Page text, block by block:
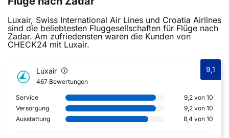
Luxair, Swiss International Air Lines und Croatia Airlines
sind die beliebtesten Fluggesellschaften für Flüge nach
Zadar. Am zufriedensten waren die Kunden von
CHECK24 mit Luxair.
Luxair
467 Bewertungen
9,1
Service
9,2 von 10
Versorgung
9,2 von 10
Ausstattung
8,4 von 10